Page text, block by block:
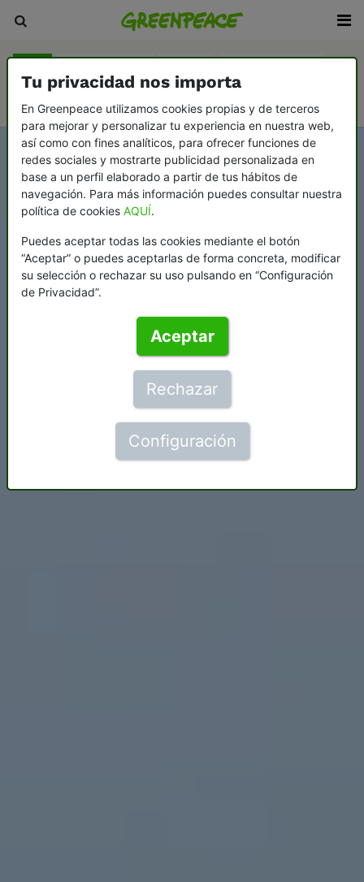
Tu privacidad nos importa
En Greenpeace utilizamos cookies propias y de terceros
para mejorar y personalizar tu experiencia en nuestra web,
así como con fines analíticos, para ofrecer funciones de
redes sociales y mostrarte publicidad personalizada en
base a un perfil elaborado a partir de tus hábitos de
navegación. Para más información puedes consultar nuestra
política de cookies AQUÍ.
Puedes aceptar todas las cookies mediante el botón
“Aceptar” o puedes aceptarlas de forma concreta, modificar
su selección o rechazar su uso pulsando en “Configuración
de Privacidad”.
Aceptar
Rechazar
Configuración